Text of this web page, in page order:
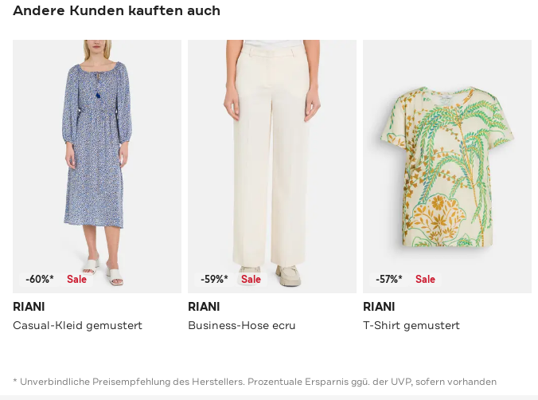
Andere Kunden kauften auch
-60%* Sale
RIANI
Casual-Kleid gemustert
-59%* Sale
RIANI
Business-Hose ecru
-57%* Sale
RIANI
T-Shirt gemustert
* Unverbindliche Preisempfehlung des Herstellers. Prozentuale Ersparnis ggü. der UVP, sofern vorhanden